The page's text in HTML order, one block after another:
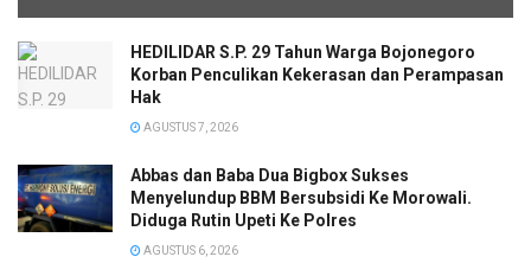
HEDILIDAR S.P. 29 Tahun Warga Bojonegoro
Korban Penculikan Kekerasan dan Perampasan
Hak
AGUSTUS 7, 2026
Abbas dan Baba Dua Bigbox Sukses
Menyelundup BBM Bersubsidi Ke Morowali.
Diduga Rutin Upeti Ke Polres
AGUSTUS 6, 2026